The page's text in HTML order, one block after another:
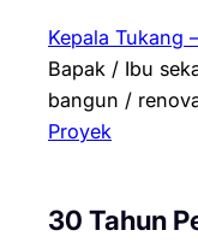
Kepala Tukang
Bapak / Ibu
bangun /
Proyek
30 Tahun